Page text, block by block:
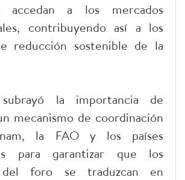
accedan a los mercados
contribuyendo así a los
reducción sostenible de la
la importancia de
mecanismo de coordinación
la FAO y los países
para garantizar que los
del foro se traduzcan en